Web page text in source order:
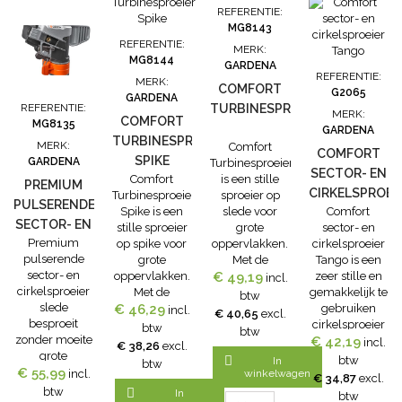
instellen, de
sproeibreedte
tussen...
kunt u
eenvoudig
instellen
welke sector
diameter van
21 mm (G 1/2).
De sproeikop
is gemaakt
van een
robuuste
combinatie...
er moet
worden
besproeid, met
fijne
van 25° tot
360°. De...
REFERENTIE:
MG8135
MERK:
GARDENA
PREMIUM
PULSERENDE
SECTOR- EN
CIRKELSPROEIER
SLEDE
Premium
pulserende
sector- en
cirkelsproeier
slede
besproeit
zonder moeite
grote
oppervlakken.
De pulserende
€ 55,99 incl.
btw
REFERENTIE:
MG8144
MERK:
GARDENA
COMFORT
TURBINESPROEIER
SPIKE
Comfort
Turbinesproeier
Spike is een
stille sproeier
op spike voor
grote
oppervlakken.
Met de
Comfort
Turbinesproeier
kunt u uw
gazon in stilte
besproeien. De
sproeier is
€ 46,29 incl.
btw
€ 38,26 excl.
btw

In
REFERENTIE:
MG8143
MERK:
GARDENA
COMFORT
TURBINESPROEIER
Comfort
Turbinesproeier
is een stille
sproeier op
slede voor
grote
oppervlakken.
Met de
Comfort
Turbinesproeier
kunt u uw
gazon in stilte
besproeien. De
sproeier is
gemaakt van
stevige
€ 49,19 incl.
btw
€ 40,65 excl.
btw

In
winkelwagen
REFERENTIE:
G2065
MERK:
GARDENA
COMFORT
SECTOR- EN
TANGO
Comfort
sector- en
cirkelsproeier
Tango is een
zeer stille en
gemakkelijk te
gebruiken
cirkelsproeier
voor kleine tot
grotere
oppervlakken.
U kunt alle
€ 42,19 incl.
btw
€ 34,87 excl.
btw